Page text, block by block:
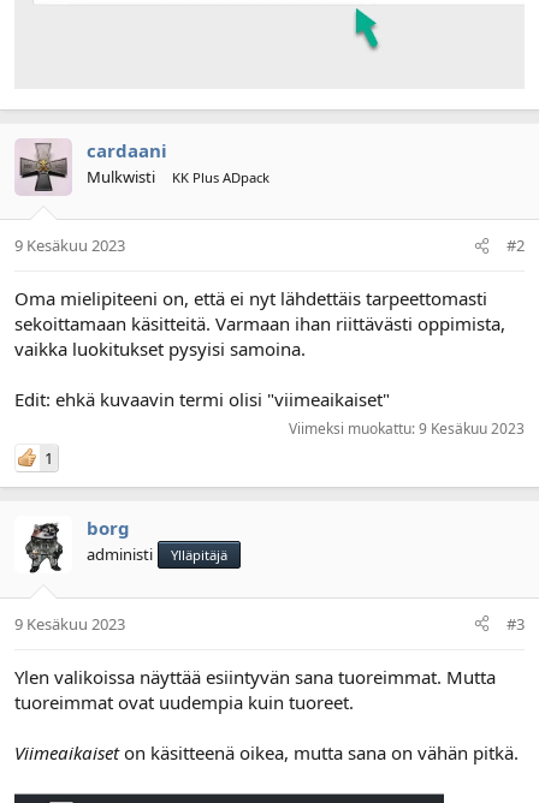
cardaani
Mulkwisti KK Plus ADpack
9 Kesäkuu 2023 #2
Oma mielipiteeni on, että ei nyt lähdettäis tarpeettomasti
sekoittamaan käsitteitä. Varmaan ihan riittävästi oppimista,
vaikka luokitukset pysyisi samoina.
Edit: ehkä kuvaavin termi olisi "viimeaikaiset"
Viimeksi muokattu:9 Kesäkuu 2023
1
borg
administi Ylläpitäjä
9 Kesäkuu 2023 #3
Ylen valikoissa näyttää esiintyvän sana tuoreimmat. Mutta
tuoreimmat ovat uudempia kuin tuoreet.
Viimeaikaiseton käsitteenä oikea, mutta sana on vähän pitkä.